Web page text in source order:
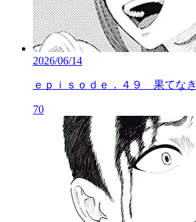
2026/06/14
ｅｐｉｓｏｄｅ．４９ 果てなき
70